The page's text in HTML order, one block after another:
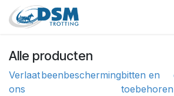
Overslaan naar inhoud
Alle producten
Verlaat
ons
beenbeschermingbitten en
toebehoren